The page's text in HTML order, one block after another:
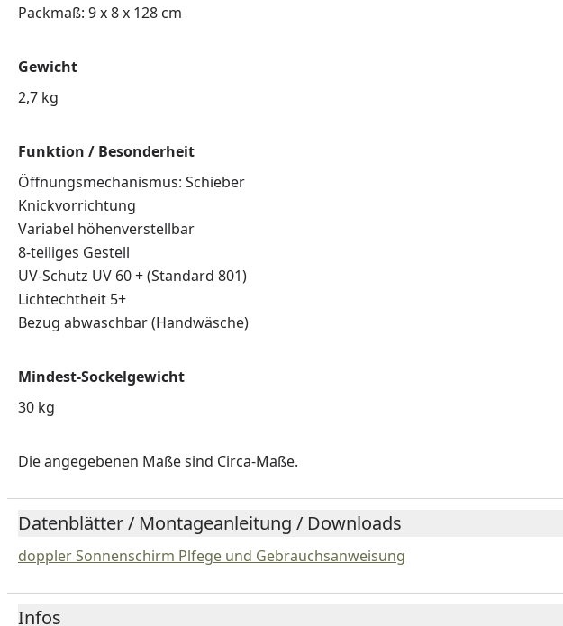
Packmaß: 9 x 8 x 128 cm
Gewicht
2,7 kg
Funktion / Besonderheit
Öffnungsmechanismus: Schieber
Knickvorrichtung
Variabel höhenverstellbar
8-teiliges Gestell
UV-Schutz UV 60 + (Standard 801)
Lichtechtheit 5+
Bezug abwaschbar (Handwäsche)
Mindest-Sockelgewicht
30 kg
Die angegebenen Maße sind Circa-Maße.
Datenblätter / Montageanleitung / Downloads
doppler Sonnenschirm Plfege und Gebrauchsanweisung
Infos